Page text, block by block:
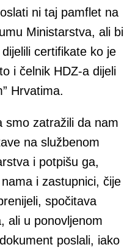
ni taj pamflet na
Ministarstva, ali bi
certifikate ko je
i čelnik HDZ-a dijeli
Hrvatima.
smo zatražili da nam
na službenom
i potpišu ga,
i zastupnici, čije
spočitava
ali u ponovljenom
poslali, iako